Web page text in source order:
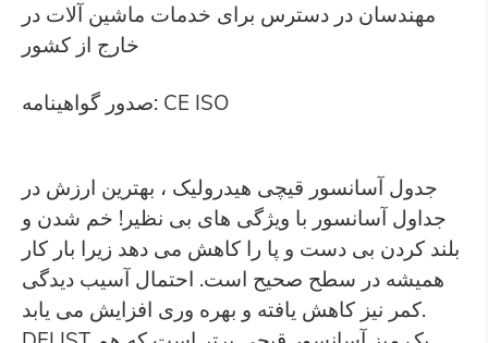
مهندسان در دسترس برای خدمات ماشین آلات در
خارج از کشور
صدور گواهینامه: CE ISO
جدول آسانسور قیچی هیدرولیک ، بهترین ارزش در
جداول آسانسور با ویژگی های بی نظیر! خم شدن و
بلند کردن بی دست و پا را کاهش می دهد زیرا بار کار
همیشه در سطح صحیح است. احتمال آسیب دیدگی
کمر نیز کاهش یافته و بهره وری افزایش می یابد.